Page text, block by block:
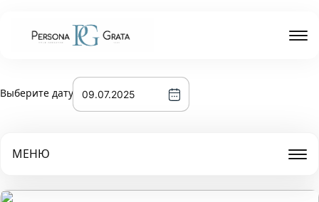
Выберите дату
МЕНЮ